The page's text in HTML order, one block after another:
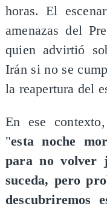
horas. El
amenazas del
quien advirtió
Irán si no se
la reapertura del
En ese
"esta noche
para no volver
suceda, pero
descubriremos